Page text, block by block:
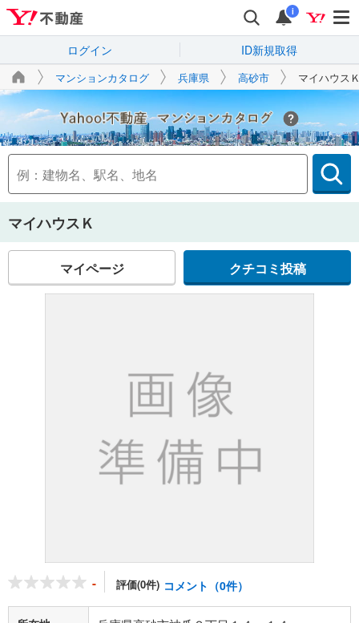
i
ログイン ID新規取得
マンションカタログ 兵庫県 高砂市 マイハウス
Yahoo!不動産
マイハウスＫ
マイページ クチコミ投稿
- 評価(0件) コメント（0件）